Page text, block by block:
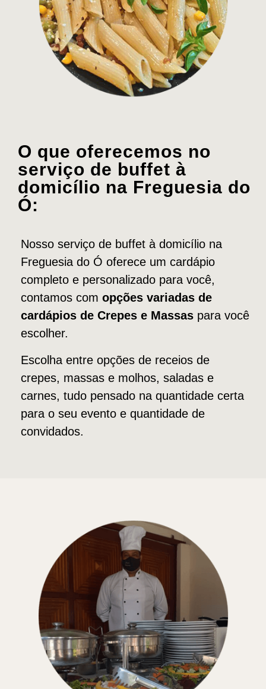
O que oferecemos no
serviço de buffet à
domicílio na Freguesia do
Ó:
Nosso serviço de buffet à domicílio na
Freguesia do Ó oferece um cardápio
completo e personalizado para você,
contamos com opções variadas de
cardápios de Crepes e Massas para você
escolher.
Escolha entre opções de receios de
crepes, massas e molhos, saladas e
carnes, tudo pensado na quantidade certa
para o seu evento e quantidade de
convidados.